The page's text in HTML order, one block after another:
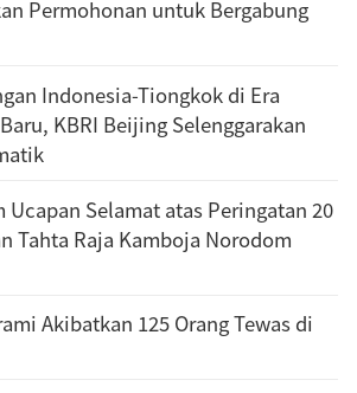
Permohonan untuk Bergabung
Indonesia-Tiongkok di Era
KBRI Beijing Selenggarakan
Selamat atas Peringatan 20
Tahta Raja Kamboja Norodom
Akibatkan 125 Orang Tewas di